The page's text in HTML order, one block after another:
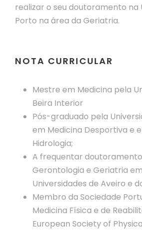
realizar o seu doutoramento na
Porto na área da Geriatria.
NOTA CURRICULAR
Mestre em Medicina pela
Beira Interior
Pós-graduado pela
em Medicina Desportiva e
Hidrologia;
A frequentar
Gerontologia e Geriatria em
Universidades de Aveiro e
Membro da Sociedade
Medicina Física e de
European Society of